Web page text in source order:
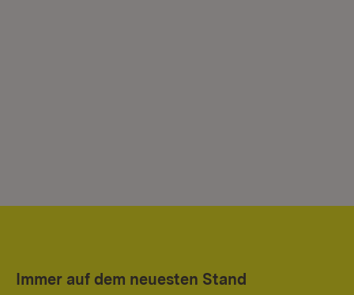
Immer auf dem neuesten Stand